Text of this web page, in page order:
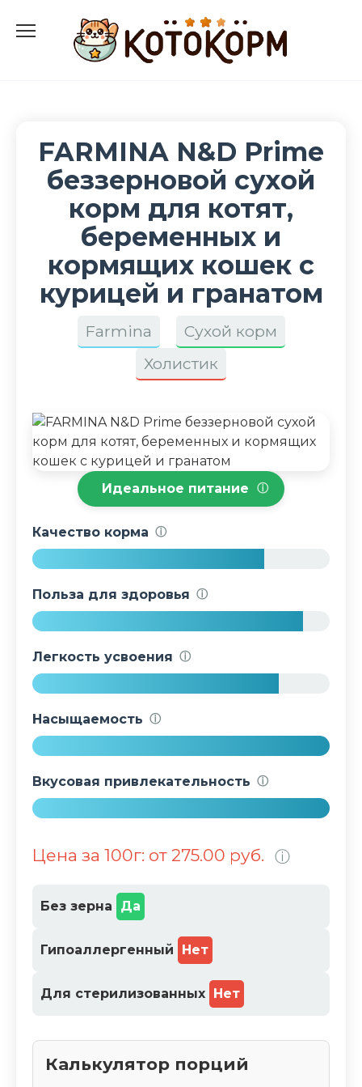
содержанию
FARMINA N&D Prime
беззерновой сухой
корм для котят,
беременных и
кормящих кошек с
курицей и гранатом
Farmina
Сухой корм
Холистик
Идеальное питание ⓘ
Качество корма ⓘ
Польза для здоровья ⓘ
Легкость усвоения ⓘ
Насыщаемость ⓘ
1
%
Вкусовая привлекательность ⓘ
1
Цена за 100г: от 275.00 руб. ⓘ
Без зерна Да
Гипоаллергенный Нет
Для стерилизованных Нет
Калькулятор порций